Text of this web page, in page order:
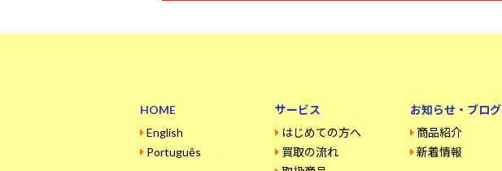
HOME
English
Português
サービス
はじめての方へ
買取の流れ
お知らせ・ブログ
商品紹介
新着情報